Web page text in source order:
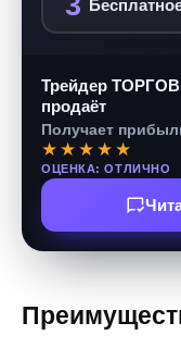
Трейдер
продаёт
Получает
★★★★★
ОЦЕНКА: ОТЛИЧНО